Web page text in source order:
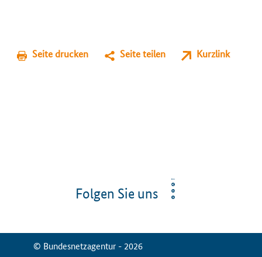
Seite drucken Seite teilen Kurzlink
Folgen Sie uns
© Bundesnetzagentur - 2026